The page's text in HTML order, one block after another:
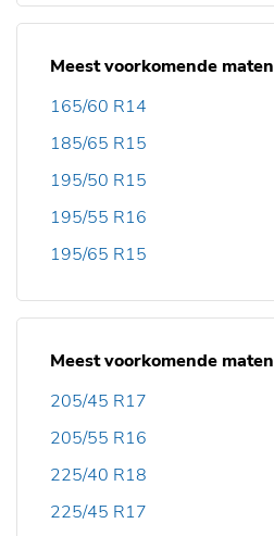
Meest voorkomende maten
165/60 R14
185/65 R15
195/50 R15
195/55 R16
195/65 R15
Meest voorkomende maten
205/45 R17
205/55 R16
225/40 R18
225/45 R17